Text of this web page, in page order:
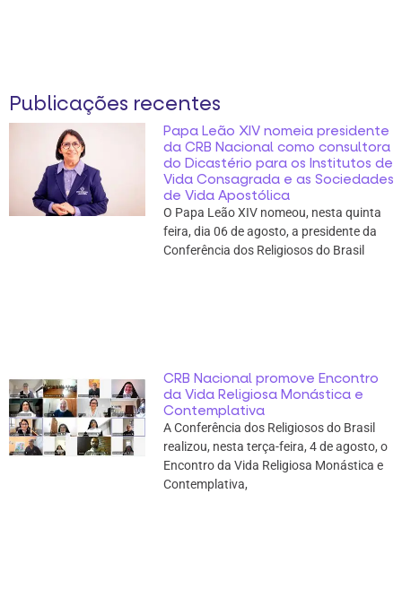
Publicações recentes
Papa Leão XIV nomeia presidente
da CRB Nacional como consultora
do Dicastério para os Institutos de
Vida Consagrada e as Sociedades
de Vida Apostólica
O Papa Leão XIV nomeou, nesta quinta
feira, dia 06 de agosto, a presidente da
Conferência dos Religiosos do Brasil
CRB Nacional promove Encontro
da Vida Religiosa Monástica e
Contemplativa
A Conferência dos Religiosos do Brasil
realizou, nesta terça-feira, 4 de agosto, o
Encontro da Vida Religiosa Monástica e
Contemplativa,